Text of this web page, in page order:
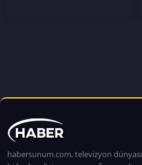
habersunum.com, televizyon